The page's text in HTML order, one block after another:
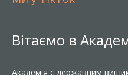
Вітаємо в
Академія є державним